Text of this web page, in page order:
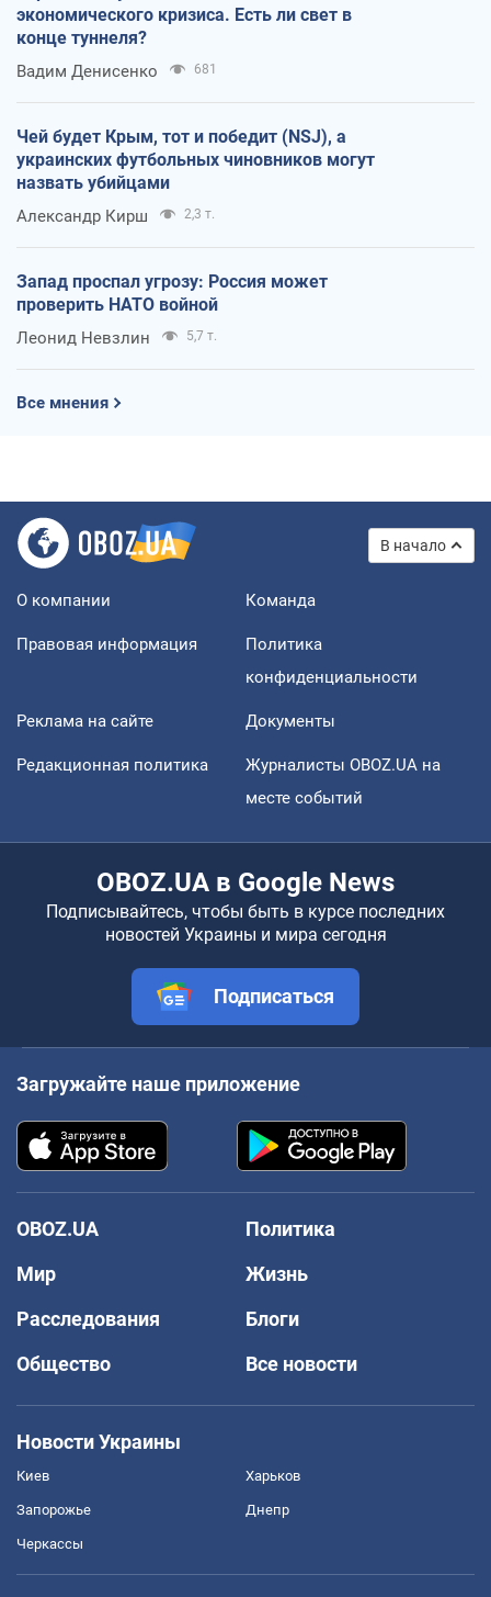
экономического кризиса. Есть ли свет в
конце туннеля?
Вадим Денисенко 681
Чей будет Крым, тот и победит (NSJ), а
украинских футбольных чиновников могут
назвать убийцами
Александр Кирш 2,3 т.
Запад проспал угрозу: Россия может
проверить НАТО войной
Леонид Невзлин 5,7 т.
Все мнения
В начало
О компании Команда
Правовая информация
Политика
конфиденциальности
Реклама на сайте Документы
Редакционная политика
Журналисты OBOZ.UA на
месте событий
OBOZ.UA в Google News
Подписывайтесь, чтобы быть в курсе последних
новостей Украины и мира сегодня
Подписаться
Загружайте наше приложение
OBOZ.UA
Политика
Мир
Жизнь
Расследования
Блоги
Общество
Все новости
Новости Украины
Киев Харьков
Запорожье Днепр
Черкассы